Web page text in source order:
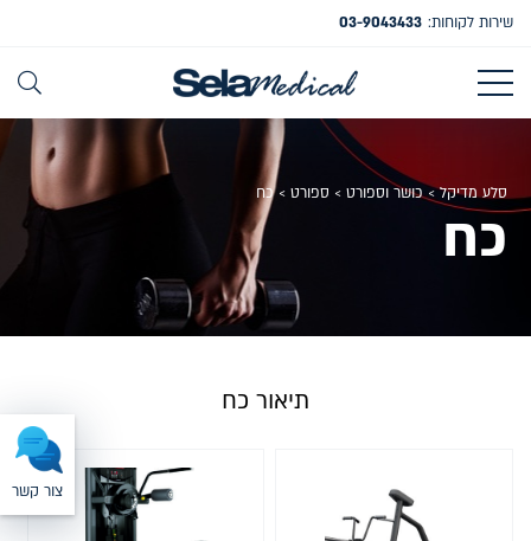
שירות לקוחות: 03-9043433
צור קשר
סלע מדיקל>כושר וספורט > ספורט >כח
כח
תיאור כח